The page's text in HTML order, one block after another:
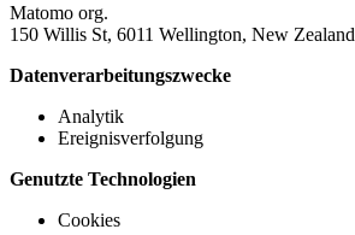
Matomo org.
150 Willis St, 6011 Wellington, New Zealand
Datenverarbeitungszwecke
Analytik
Ereignisverfolgung
Genutzte Technologien
Cookies